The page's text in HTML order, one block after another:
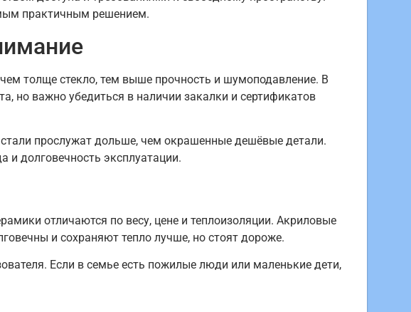
практичным решением.
толще стекло, тем выше прочность и шумоподавление. В
но важно убедиться в наличии закалки и сертификатов
прослужат дольше, чем окрашенные дешёвые детали.
долговечность эксплуатации.
отличаются по весу, цене и теплоизоляции. Акриловые
и сохраняют тепло лучше, но стоят дороже.
Если в семье есть пожилые люди или маленькие дети,